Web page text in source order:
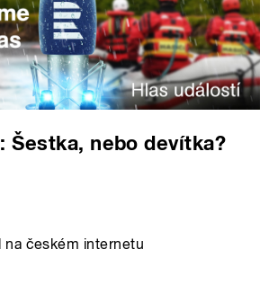
Šestka, nebo devítka?
na českém internetu